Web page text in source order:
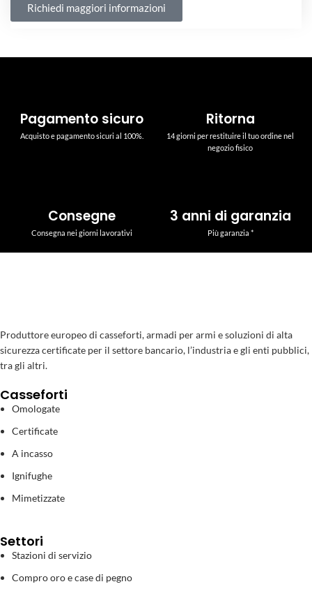
Richiedi maggiori informazioni
Pagamento sicuro
Acquisto e pagamento sicuri al 100%.
Ritorna
14 giorni per restituire il tuo ordine nel
negozio fisico
Consegne
Consegna nei giorni lavorativi
3 anni di garanzia
Più garanzia *
Produttore europeo di casseforti, armadi per armi e soluzioni di alta
sicurezza certificate per il settore bancario, l’industria e gli enti pubblici,
tra gli altri.
Casseforti
Omologate
Certificate
A incasso
Ignifughe
Mimetizzate
Settori
Stazioni di servizio
Compro oro e case di pegno